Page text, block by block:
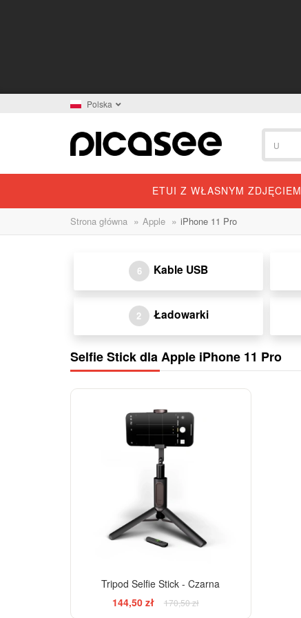
Polska
ETUI Z WŁASNYM ZDJĘCIEM
Strona główna » Apple » iPhone 11 Pro
6 Kable USB
2 Ładowarki
Selfie Stick dla Apple iPhone 11 Pro
Tripod Selfie Stick - Czarna
144,50 zł
170,50 zł